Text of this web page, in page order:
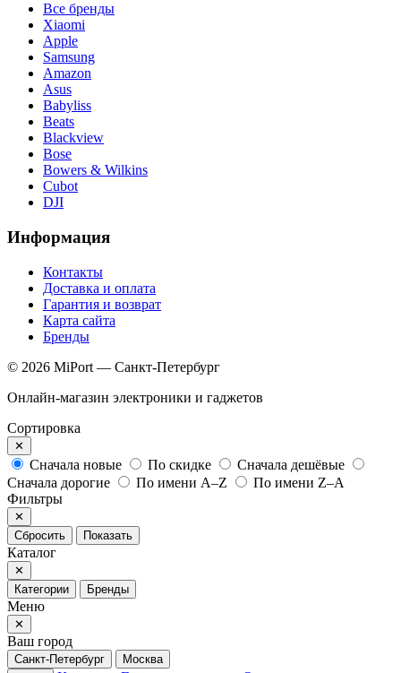
Все бренды
Xiaomi
Apple
Samsung
Amazon
Asus
Babyliss
Beats
Blackview
Bose
Bowers & Wilkins
Cubot
DJI
Информация
Контакты
Доставка и оплата
Гарантия и возврат
Карта сайта
Бренды
© 2026 MiPort — Санкт-Петербург
Онлайн-магазин электроники и гаджетов
Сортировка
✕
Сначала новые По скидке
Сначала дешёвые
Сначала дорогие
По имени A–Z
По имени Z–A
Фильтры
✕
Сбросить
Показать
Каталог
✕
Категории
Бренды
Меню
✕
Ваш город
Санкт-Петербург
Москва